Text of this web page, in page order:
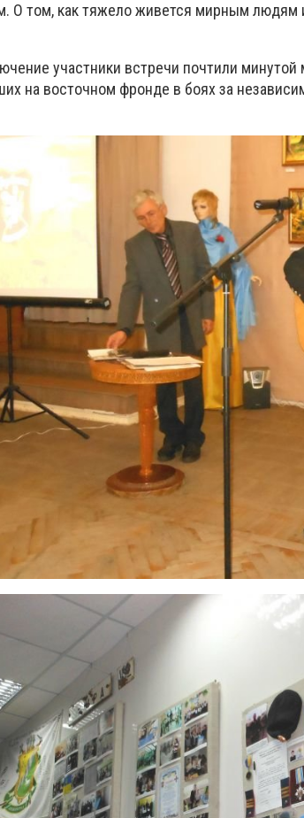
О том, как тяжело живется мирным людям
участники встречи почтили
на восточном фронде в боях за